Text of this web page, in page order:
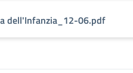
dell'Infanzia_12-06.pdf